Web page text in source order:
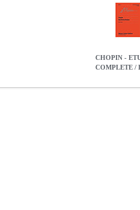
CHOPIN -
COMPLETE /